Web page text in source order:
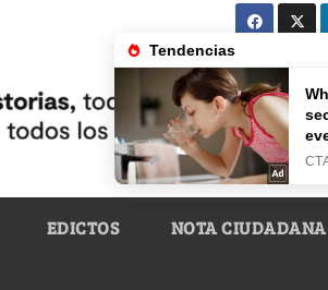
EDICTOS NOTA CIUDADANA